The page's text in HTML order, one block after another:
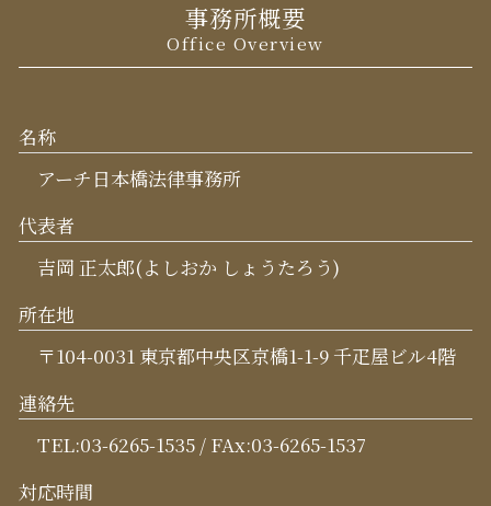
事務所概要
Office Overview
名称
アーチ日本橋法律事務所
代表者
吉岡 正太郎(よしおか しょうたろう)
所在地
〒104-0031 東京都中央区京橋1-1-9 千疋屋ビル4階
連絡先
TEL:03-6265-1535 / FAx:03-6265-1537
対応時間